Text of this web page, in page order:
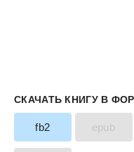
СКАЧАТЬ КНИГУ В
fb2 epub